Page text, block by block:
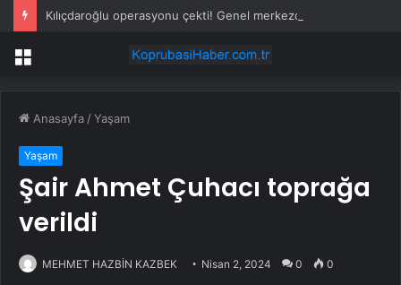
Menü
Anasayfa /Yaşam
Yaşam
Şair Ahmet Çuhacı toprağa
verildi
MEHMET HAZBİN KAZBEK Nisan 2, 2024 0 0